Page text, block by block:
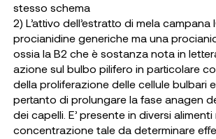
stesso schema
2) L’attivo dell’estratto di mela campana
procianidine generiche ma una
ossia la B2 che è sostanza nota in
azione sul bulbo pilifero in particolare
della proliferazione delle cellule bulbari
pertanto di prolungare la fase anagen
dei capelli. E’ presente in diversi alimenti
concentrazione tale da determinare